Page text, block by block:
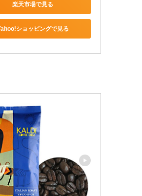
楽天市場で見る
ショッピングで見る